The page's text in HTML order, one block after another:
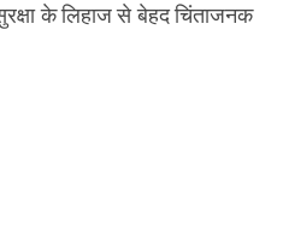
के लिहाज से बेहद चिंताजनक